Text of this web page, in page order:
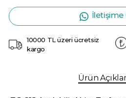
İletişime
10000 TL üzeri ücretsiz
kargo
Ürün